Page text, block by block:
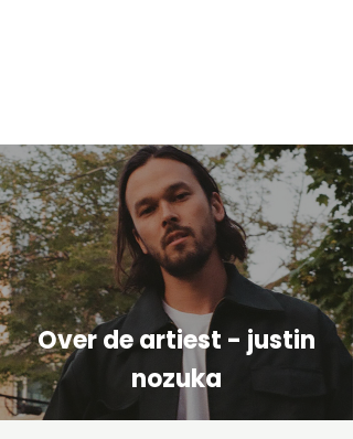
Over de artiest - justin
nozuka